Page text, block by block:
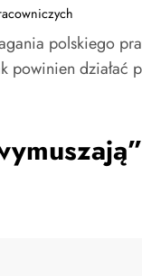
polskiego
powinien działać